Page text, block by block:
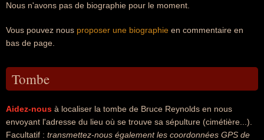
Nous n'avons pas de biographie pour le moment.
Vous pouvez nous proposer une biographie en commentaire en
bas de page.
Tombe
Aidez-nous à localiser la tombe de Bruce Reynolds en nous
envoyant l'adresse du lieu où se trouve sa sépulture (cimétière...).
Facultatif : transmettez-nous également les coordonnées GPS de